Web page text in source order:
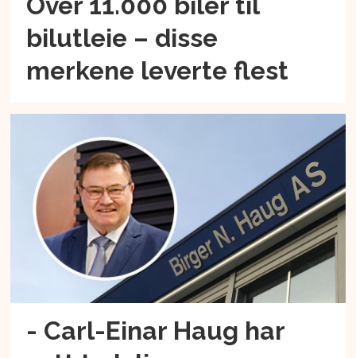
bilutleie – disse
merkene leverte flest
- Carl-Einar Haug har